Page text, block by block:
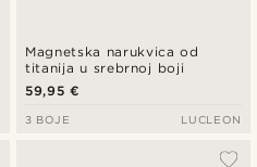
Magnetska narukvica od
titanija u srebrnoj boji
59,95 €
3 BOJE LUCLEON